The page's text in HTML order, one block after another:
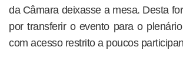
da Câmara deixasse a mesa. Desta
por transferir o evento para o
com acesso restrito a poucos